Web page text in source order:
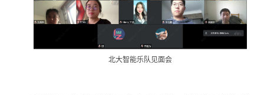
北大智能乐队见面会